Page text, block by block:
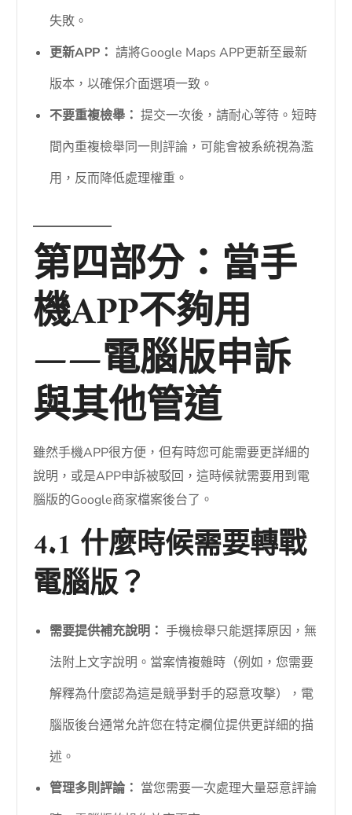
失敗。
更新APP： 請將Google Maps APP更新至最新
版本，以確保介面選項一致。
不要重複檢舉： 提交一次後，請耐心等待。短時
間內重複檢舉同一則評論，可能會被系統視為濫
用，反而降低處理權重。
第四部分：當手
機APP不夠用
——電腦版申訴
與其他管道
雖然手機APP很方便，但有時您可能需要更詳細的
說明，或是APP申訴被駁回，這時候就需要用到電
腦版的Google商家檔案後台了。
4.1 什麼時候需要轉戰
電腦版？
需要提供補充說明： 手機檢舉只能選擇原因，無
法附上文字說明。當案情複雜時（例如，您需要
解釋為什麼認為這是競爭對手的惡意攻擊），電
腦版後台通常允許您在特定欄位提供更詳細的描
述。
管理多則評論： 當您需要一次處理大量惡意評論